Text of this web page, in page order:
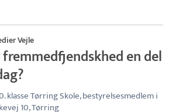
Vejle
en del
klasse Tørring Skole, bestyrelsesmedlem i
10, Tørring